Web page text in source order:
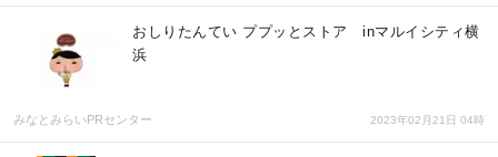
おしりたんてい ププッとストア inマルイシティ横
浜
みなとみらいPRセンター 2023年02月21日 04時